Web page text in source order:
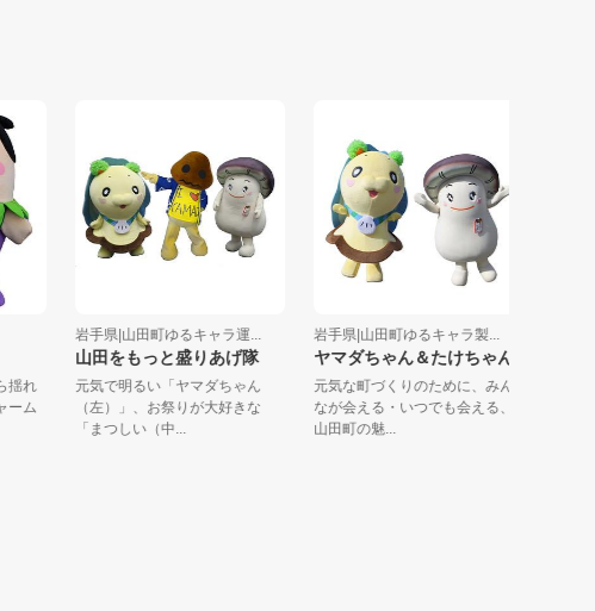
岩手県|山田町ゆるキャラ運...
山田をもっと盛りあげ隊
元気で明るい「ヤマダちゃん
（左）」、お祭りが大好きな
「まつしい（中...
岩手県|山田町ゆるキャラ製...
ヤマダちゃん＆たけちゃん
元気な町づくりのために、みん
なが会える・いつでも会える、
山田町の魅...